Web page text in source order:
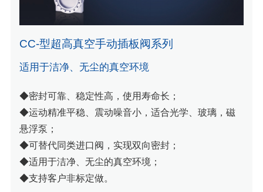
CC-型超高真空手动插板阀系列
适用于洁净、无尘的真空环境
◆密封可靠、稳定性高，使用寿命长；
◆运动精准平稳、震动噪音小，适合光学、玻璃，磁
悬浮泵；
◆可替代同类进口阀，实现双向密封；
◆适用于洁净、无尘的真空环境；
◆支持客户非标定做。